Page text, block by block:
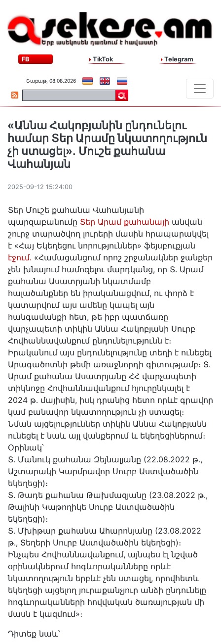
FB TikTok Telegram
Շաբաթ, 08.08.2026
«Աննա Հակոբյանին ընդունելու
համար Տեր Արամը նկատողություն
չի ստացել»․ Մուշե քահանա
Վահանյան
2025-09-12 15:24:00
Տեր Մուշե քահանա Վահանյանի
պարզաբանումը Տեր Արամ քահանայի անվան
շուրջ տարածվող լուրերի մասին հրապարակվել
է «Հայ Եկեղեցու նորություններ» ֆեյսբուքյան
էջում․ «Համացանցում որոշ շրջանակներ ջանքեր
չեն խնայում համոզելու մարդկանց, որ Տ. Արամ
քահանա Ասատրյանի նկատմամբ
հալածանքներ են իրականացվում, ու փորձ է
կատարվում այս ամենը կապել այն
հանգամանքի հետ, թե իբր պատճառը
վարչապետի տիկին Աննա Հակոբյանի Սուրբ
Հովհաննավանքում ընդունելությունն է։
Իրականում այս ընդունելությունը տեղի է ունեցել
Արագածոտնի թեմի առաջնորդի գիտությամբ։ Տ.
Արամ քահանա Ասատրյանը ՀՀ վարչապետի
տիկնոջը Հովհաննավանքում հյուրընկալել է
2024 թ․ մայիսին, իսկ դրանից հետո որևէ գրավոր
կամ բանավոր նկատողություն չի ստացել։
Նման այցելություններ տիկին Աննա Հակոբյանն
ունեցել է նաև այլ վանքերում և եկեղեցիներում։
Օրինակ՝
Տ․ Մանուկ քահանա Զեյնալյանը (22.08.2022 թ․,
Աշտարակի Կարմրավոր Սուրբ Աստվածածին
եկեղեցի)։
Տ․ Թադե քահանա Թախմազյանը (23.08.2022 թ․,
Թալինի Կաթողիկե Սուրբ Աստվածածին
եկեղեցի)։
Տ․ Մխիթար քահանա Ահարոնյանը (23.08.2022
թ․, Տեղերի Սուրբ Աստվածածին եկեղեցի)։
Ինչպես Հովհաննավանքում, այնպես էլ նշված
օրինակներում հոգևորականները որևէ
նկատողություն երբևէ չեն ստացել, որովհետև
եկեղեցի այցելող յուրաքանչյուր անձի ընդունելը
հոգևորականների հովվական ծառայության մի
մասն է կազմում»։
Դիտեք նաև՝